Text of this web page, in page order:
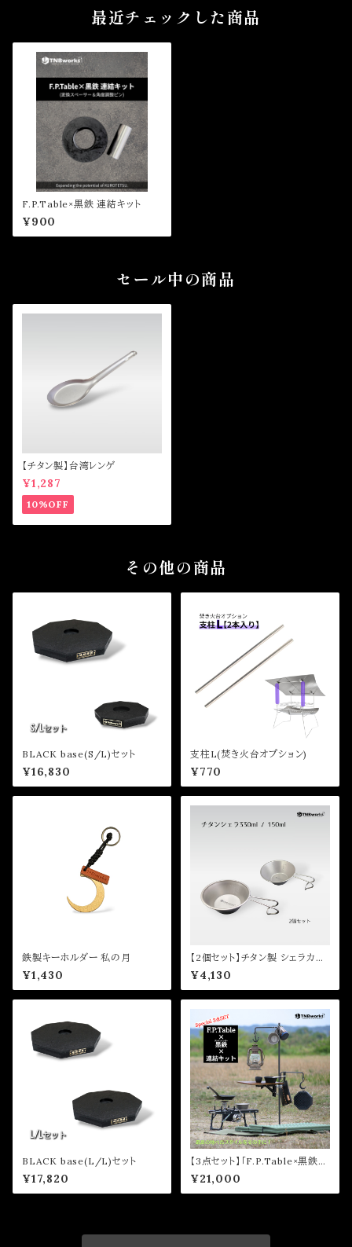
最近チェックした商品
F.P.Table×黒鉄 連結キット
¥900
セール中の商品
【チタン製】台湾レンゲ
¥1,287
10%OFF
その他の商品
BLACK base(S/L)セット
¥16,830
支柱L(焚き火台オプション)
¥770
鉄製キーホルダー 私の月
¥1,430
【2個セット】チタン製 シェラカッ
プ 330ml / 150ml
¥4,130
BLACK base(L/L)セット
¥17,820
【3点セット】「F.P.Table×黒鉄×
連結キット」SET
¥21,000